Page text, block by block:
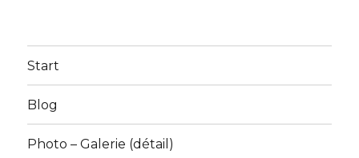
Start
Blog
Photo – Galerie (détail)